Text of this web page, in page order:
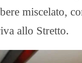
miscelato,
allo Stretto.